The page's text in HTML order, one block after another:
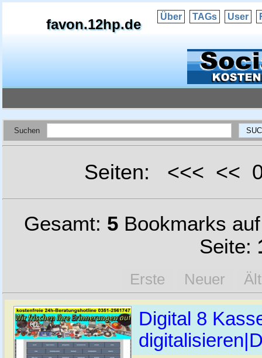
favon.12hp.de Über TAGs User
Suchen
Seiten: <<< <<
Gesamt: 5Bookmarks
Seite:
Erste Neuer
Digital 8